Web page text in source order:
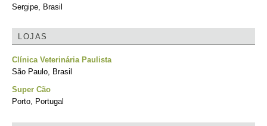
Sergipe, Brasil
LOJAS
Clínica Veterinária Paulista
São Paulo, Brasil
Super Cão
Porto, Portugal